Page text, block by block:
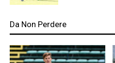
Da Non Perdere